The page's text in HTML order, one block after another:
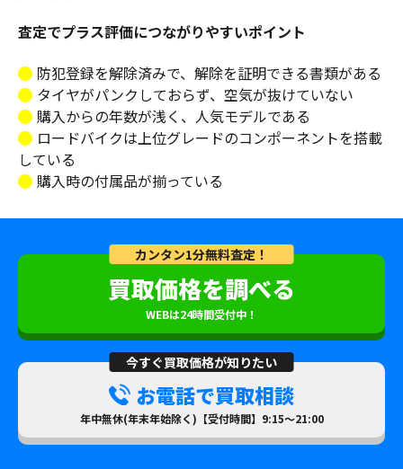
査定でプラス評価につながりやすいポイント
防犯登録を解除済みで、解除を証明できる書類がある
タイヤがパンクしておらず、空気が抜けていない
購入からの年数が浅く、人気モデルである
ロードバイクは上位グレードのコンポーネントを搭載
している
購入時の付属品が揃っている
カンタン1分無料査定！
買取価格を調べる
WEBは24時間受付中！
今すぐ買取価格が知りたい
お電話で買取相談
年中無休(年末年始除く)【受付時間】9:15～21:00